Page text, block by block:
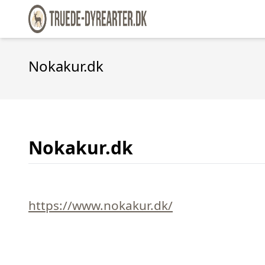
Nokakur.dk
Nokakur.dk
https://www.nokakur.dk/